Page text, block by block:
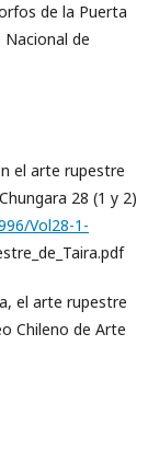
de la Puerta
Nacional de
el arte rupestre
28 (1 y 2)
Vol28-1-
el arte rupestre
Chileno de Arte